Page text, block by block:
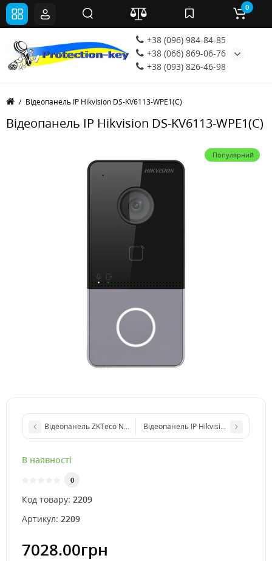
+38 (096) 984-84-85
+38 (066) 869-06-76
+38 (093) 826-46-98
0
Відеопанель IP Hikvision DS-KV6113-WPE1(C)
Відеопанель IP Hikvision DS-KV6113-WPE1(C)
Популярний
Відеопанель ZKTeco Notus для IP-домофонів
Відеопанель IP Hikvision DS-
В наявності
0
Код товару: 2209
Артикул: 2209
7028.00грн